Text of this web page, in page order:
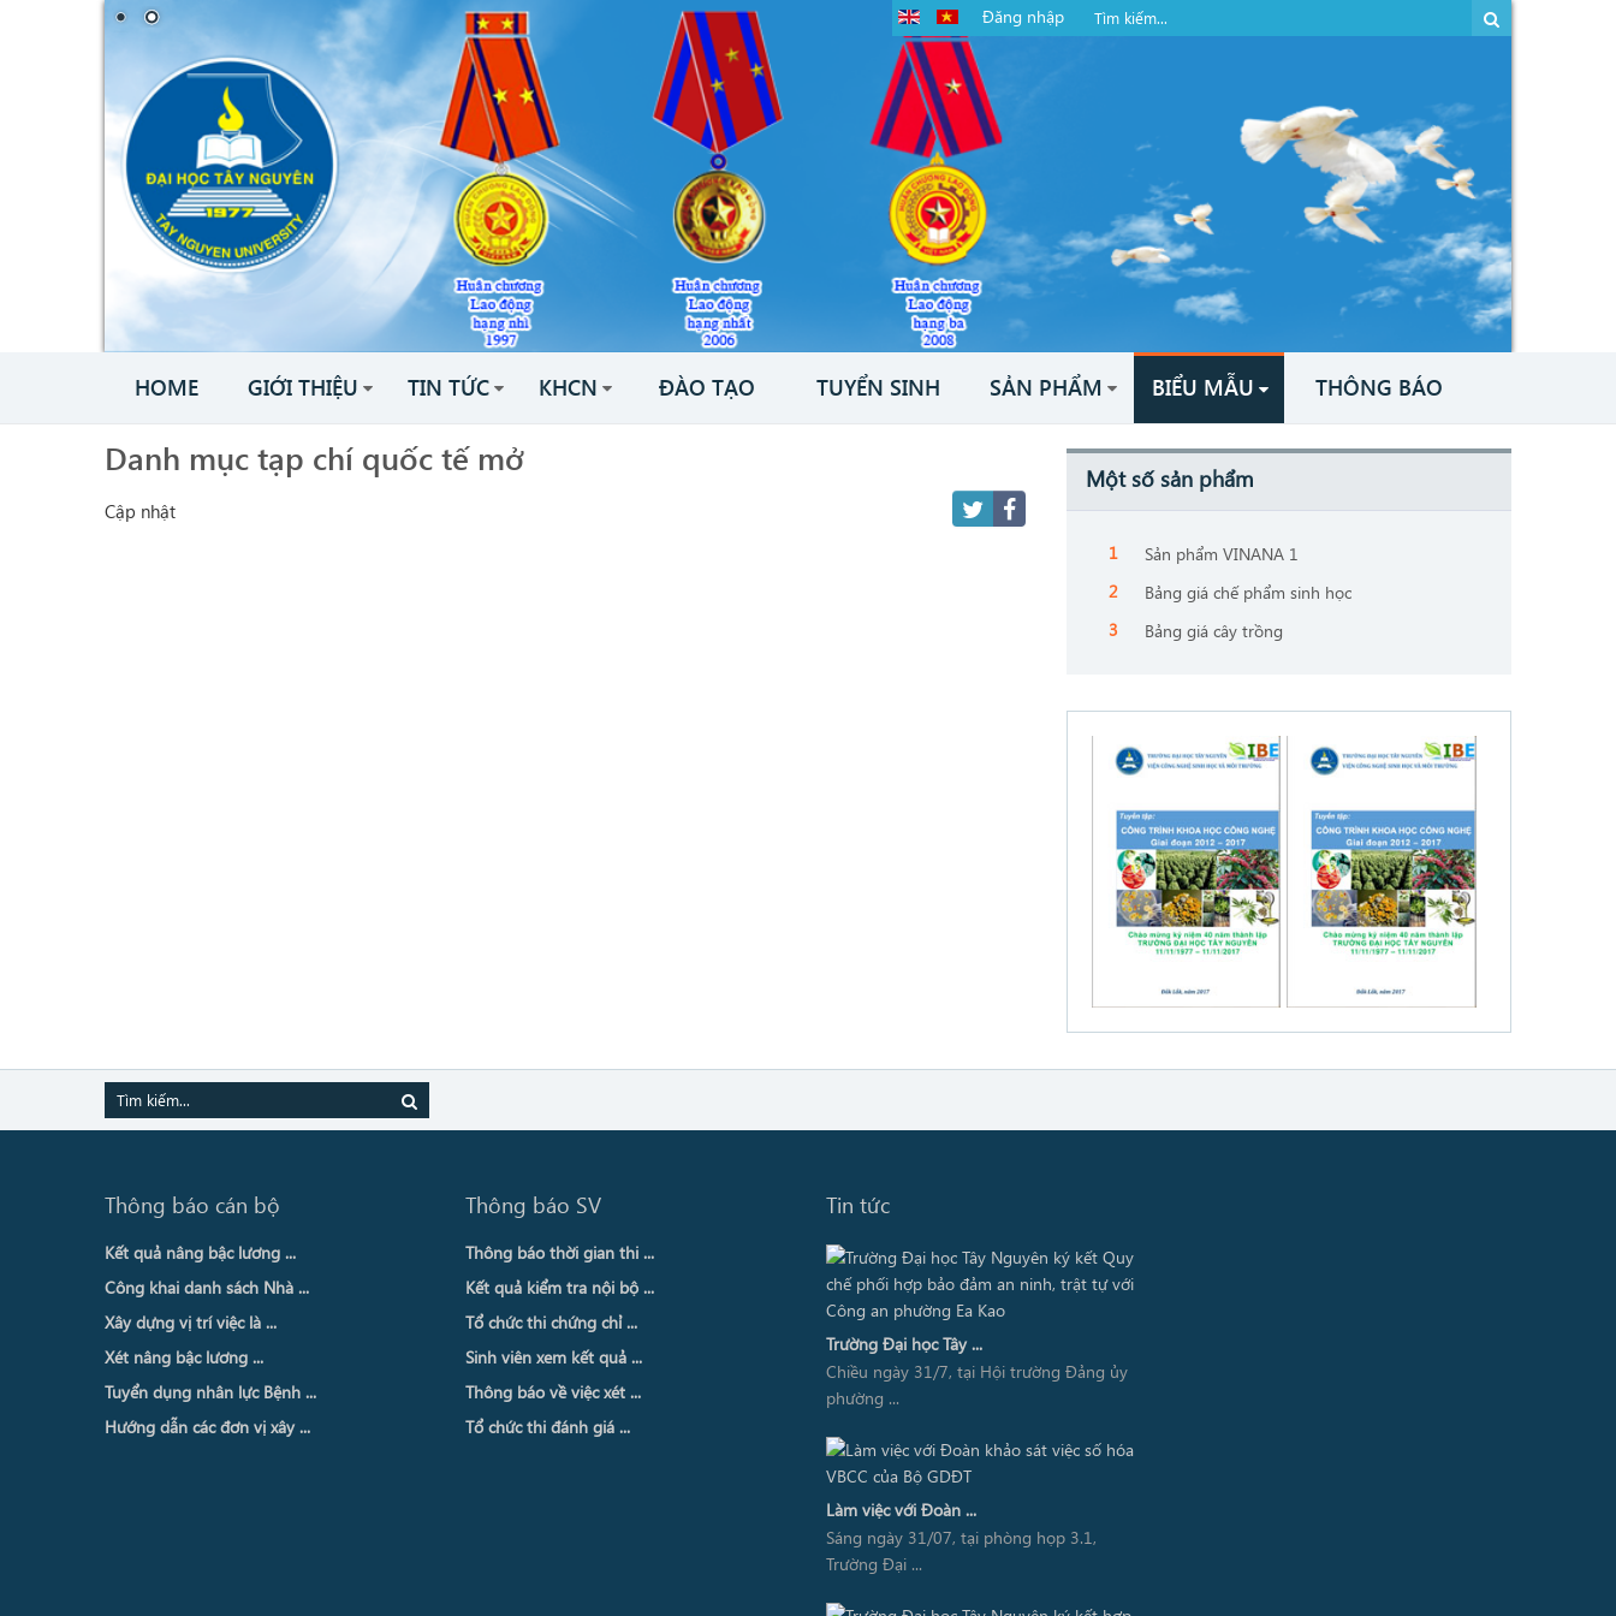
Đăng nhập
HOME GIỚI THIỆU TIN TỨC KHCN ĐÀO TẠO TUYỂN SINH SẢN PHẨM BIỂU MẪU THÔNG BÁO
Danh mục tạp chí quốc tế mở
Cập nhật
Một số sản phẩm
Sản phẩm VINANA 1
Bảng giá chế phẩm sinh học
Bảng giá cây trồng
Thông báo cán bộ
Kết quả nâng bậc lương ...
Công khai danh sách Nhà ...
Xây dựng vị trí việc là ...
Xét nâng bậc lương ...
Tuyển dụng nhân lực Bệnh ...
Hướng dẫn các đơn vị xây ...
Thông báo SV
Thông báo thời gian thi ...
Kết quả kiểm tra nội bộ ...
Tổ chức thi chứng chỉ ...
Sinh viên xem kết quả ...
Thông báo về việc xét ...
Tổ chức thi đánh giá ...
Tin tức
Trường Đại học Tây ...
Chiều ngày 31/7, tại Hội trường Đảng ủy
phường ...
Làm việc với Đoàn ...
Sáng ngày 31/07, tại phòng họp 3.1,
Trường Đại ...